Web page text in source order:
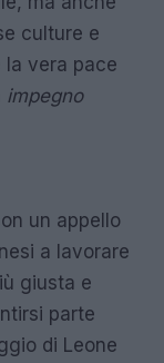
culture e
la vera pace
impegno
un appello
a lavorare
giusta e
parte
di Leone